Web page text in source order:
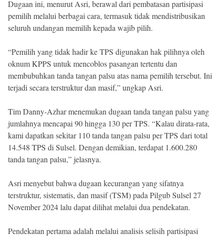
Dugaan ini, menurut Asri, berawal dari pembatasan partisipasi
pemilih melalui berbagai cara, termasuk tidak mendistribusikan
seluruh undangan memilih kepada wajib pilih.
“Pemilih yang tidak hadir ke TPS digunakan hak pilihnya oleh
oknum KPPS untuk mencoblos pasangan tertentu dan
membubuhkan tanda tangan palsu atas nama pemilih tersebut. Ini
terjadi secara terstruktur dan masif,” ungkap Asri.
Tim Danny-Azhar menemukan dugaan tanda tangan palsu yang
jumlahnya mencapai 90 hingga 130 per TPS. “Kalau dirata-rata,
kami dapatkan sekitar 110 tanda tangan palsu per TPS dari total
14.548 TPS di Sulsel. Dengan demikian, terdapat 1.600.280
tanda tangan palsu,” jelasnya.
Asri menyebut bahwa dugaan kecurangan yang sifatnya
terstruktur, sistematis, dan masif (TSM) pada Pilgub Sulsel 27
November 2024 lalu dapat dilihat melalui dua pendekatan.
Pendekatan pertama adalah melalui analisis selisih partisipasi